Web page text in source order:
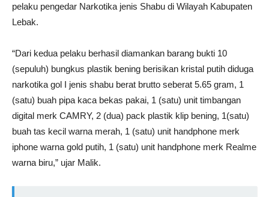
pelaku pengedar Narkotika jenis Shabu di Wilayah Kabupaten
Lebak.
“Dari kedua pelaku berhasil diamankan barang bukti 10
(sepuluh) bungkus plastik bening berisikan kristal putih diduga
narkotika gol I jenis shabu berat brutto seberat 5.65 gram, 1
(satu) buah pipa kaca bekas pakai, 1 (satu) unit timbangan
digital merk CAMRY, 2 (dua) pack plastik klip bening, 1(satu)
buah tas kecil warna merah, 1 (satu) unit handphone merk
iphone warna gold putih, 1 (satu) unit handphone merk Realme
warna biru,” ujar Malik.